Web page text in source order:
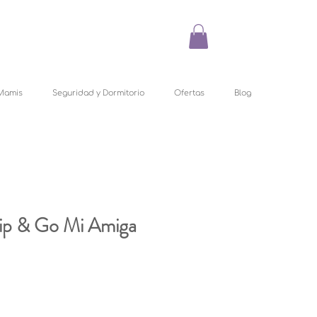
Seguridad y Dormitorio Ofertas Blog
& Go Mi Amiga